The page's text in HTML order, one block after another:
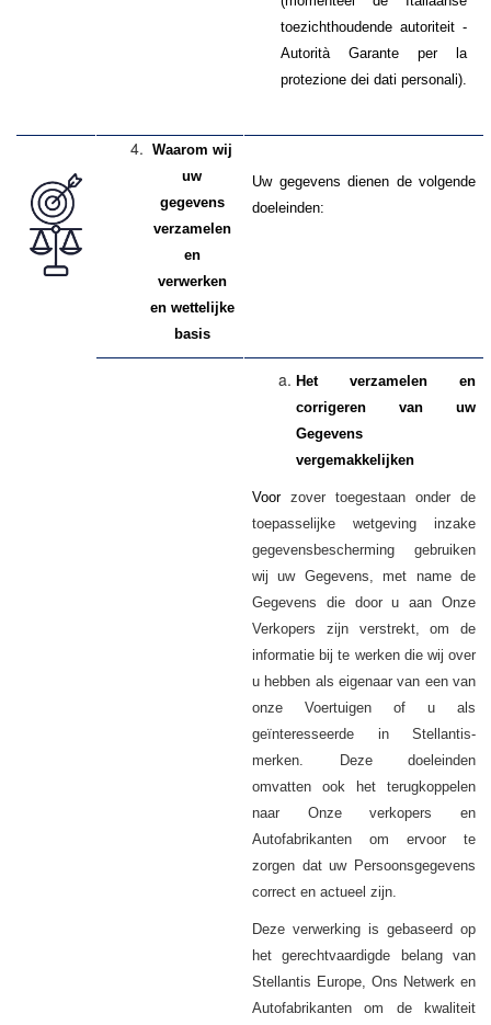
toezichthoudende autoriteit -
Autorità Garante per la
protezione dei dati personali).
Waarom wij
uw
gegevens
verzamelen
en
verwerken
en wettelijke
basis
Uw gegevens dienen de volgende
doeleinden:
Het verzamelen en
corrigeren van uw
Gegevens
vergemakkelijken
Voor zover toegestaan onder de
toepasselijke wetgeving inzake
gegevensbescherming gebruiken
wij uw Gegevens, met name de
Gegevens
die door u aan Onze
Verkopers zijn verstrekt, om de
informatie bij te werken die wij over
u hebben als eigenaar van een van
onze Voertuigen of u als
geïnteresseerde in Stellantis-
merken. Deze doeleinden
omvatten ook het terugkoppelen
naar Onze verkopers en
Autofabrikanten om ervoor te
zorgen dat uw Persoonsgegevens
correct en actueel zijn.
Deze verwerking is gebaseerd op
het gerechtvaardigde belang van
Stellantis Europe, Ons Netwerk en
Autofabrikanten om de kwaliteit